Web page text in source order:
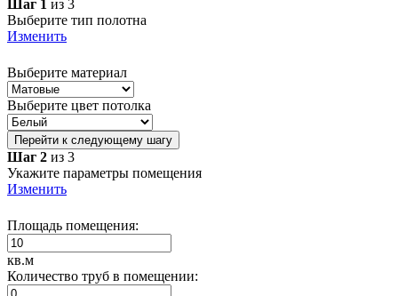
Шаг 1 из 3
Выберите тип полотна
Изменить
Выберите материал
Выберите цвет потолка
Перейти к следующему шагу
Шаг 2 из 3
Укажите параметры помещения
Изменить
Площадь помещения:
кв.м
Количество труб в помещении: